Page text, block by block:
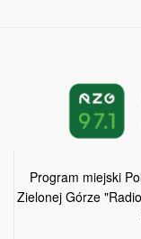
Program miejski
Zielonej Górze